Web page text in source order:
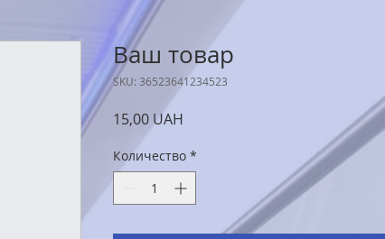
Ваш товар
SKU: 36523641234523
15,00 UAH
Количество *